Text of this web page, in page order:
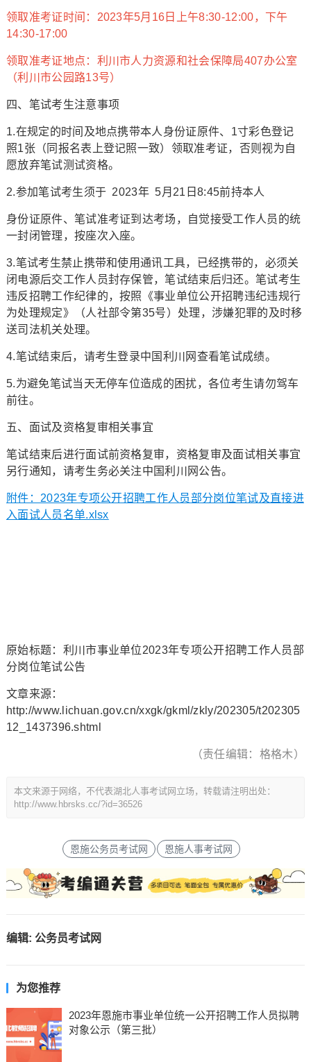
领取准考证时间：2023年5月16日上午8:30-12:00，下午
14:30-17:00
领取准考证地点：利川市人力资源和社会保障局407办公室
（利川市公园路13号）
四、笔试考生注意事项
1.在规定的时间及地点携带本人身份证原件、1寸彩色登记
照1张（同报名表上登记照一致）领取准考证，否则视为自
愿放弃笔试测试资格。
2.参加笔试考生须于 2023年 5月21日8:45前持本人
身份证原件、笔试准考证到达考场，自觉接受工作人员的统
一封闭管理，按座次入座。
3.笔试考生禁止携带和使用通讯工具，已经携带的，必须关
闭电源后交工作人员封存保管，笔试结束后归还。笔试考生
违反招聘工作纪律的，按照《事业单位公开招聘违纪违规行
为处理规定》（人社部令第35号）处理，涉嫌犯罪的及时移
送司法机关处理。
4.笔试结束后，请考生登录中国利川网查看笔试成绩。
5.为避免笔试当天无停车位造成的困扰，各位考生请勿驾车
前往。
五、面试及资格复审相关事宜
笔试结束后进行面试前资格复审，资格复审及面试相关事宜
另行通知，请考生务必关注中国利川网公告。
附件：2023年专项公开招聘工作人员部分岗位笔试及直接进
入面试人员名单.xlsx
原始标题：利川市事业单位2023年专项公开招聘工作人员部
分岗位笔试公告
文章来源：
http://www.lichuan.gov.cn/xxgk/gkml/zkly/202305/t202305
12_1437396.shtml
（责任编辑：格格木）
本文来源于网络，不代表湖北人事考试网立场，转载请注明出处：
http://www.hbrsks.cc/?id=36526
恩施公务员考试网 恩施人事考试网
编辑: 公务员考试网
为您推荐
2023年恩施市事业单位统一公开招聘工作人员拟聘
对象公示（第三批）